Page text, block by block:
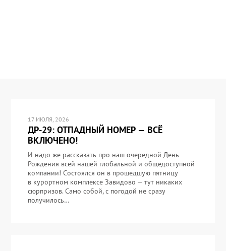
17 ИЮЛЯ, 2026
ДР-29: ОТПАДНЫЙ НОМЕР — ВСЁ
ВКЛЮЧЕНО!
И надо же рассказать про наш очередной День
Рождения всей нашей глобальной и общедоступной
компании! Состоялся он в прошедшую пятницу
в курортном комплексе Завидово — тут никаких
сюрпризов. Само собой, с погодой не сразу
получилось…